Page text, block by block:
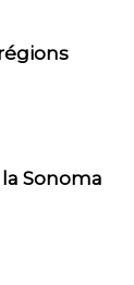
Sonoma